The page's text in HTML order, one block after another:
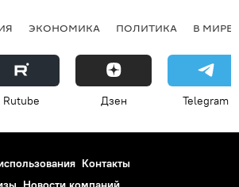
ЭКОНОМИКА ПОЛИТИКА В МИРЕ
Rutube Дзен Telegram
Контакты